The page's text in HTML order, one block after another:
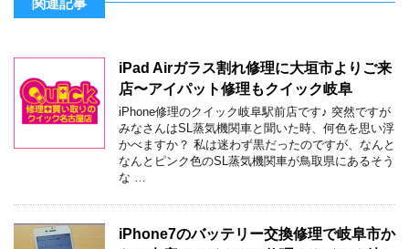
iPad Airガラス割れ修理に大垣市よりご来
店〜アイパット修理もクイック岐阜
iPhone修理のクイック岐阜駅前店です♪ 突然ですが
みなさんはSL蒸気機関車と聞いた時、何色を思い浮
かべますか？ 私は迷わず黒だったのですが、なんと
なんとピンク色のSL蒸気機関車が鳥取県にあるそう
な …
iPhone7のバッテリー交換修理で岐阜市か